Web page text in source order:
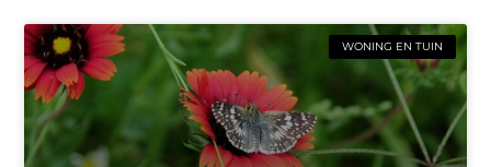
WONING EN TUIN